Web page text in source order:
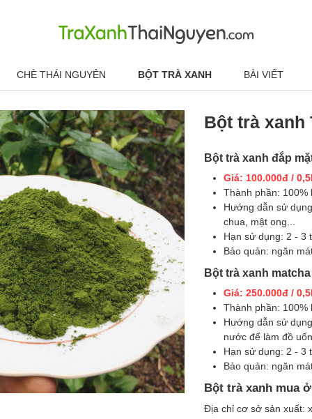
CHÈ THÁI NGUYÊN BỘT TRÀ XANH BÀI VIẾT
Bột trà xanh
Bột trà xanh đắp
Giá: 100.000đ /
Thành phần: 100%
Hướng dẫn sử
chua, mật ong...
Hạn sử dụng: 2 - 3
Bảo quản: ngăn
Bột trà xanh
Giá: 250.000đ /
Thành phần: 100%
Hướng dẫn sử
nước để làm đồ
Hạn sử dụng: 2 - 3
Bảo quản: ngăn
Bột trà xanh mua
Địa chỉ cơ sở sản xuất: